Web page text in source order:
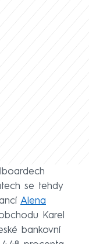
se tehdy
Alena
Karel
bankovní